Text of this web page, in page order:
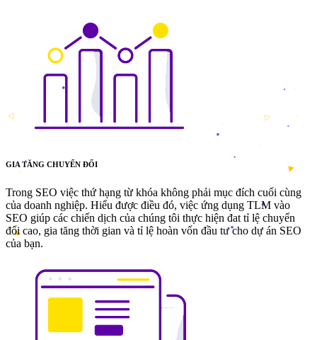
GIA TĂNG CHUYỂN ĐỔI
Trong SEO việc thứ hạng từ khóa không phải mục đích cuối cùng
của doanh nghiệp. Hiểu được điều đó, việc ứng dụng TLM vào
SEO giúp các chiến dịch của chúng tôi thực hiện đat tỉ lệ chuyển
đổi cao, gia tăng thời gian và tỉ lệ hoàn vốn đầu tư cho dự án SEO
của bạn.